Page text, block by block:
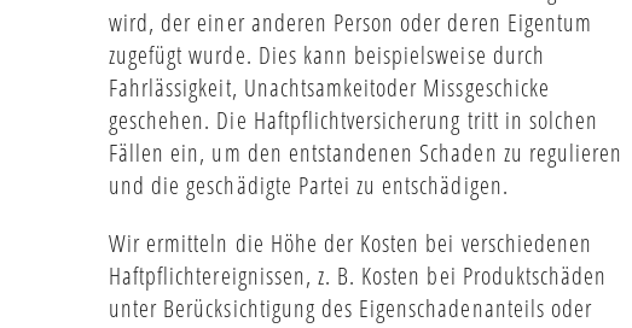
wird, der einer anderen Person oder deren Eigentum
zugefügt wurde. Dies kann beispielsweise durch
Fahrlässigkeit, Unachtsamkeitoder Missgeschicke
geschehen. Die Haftpflichtversicherung tritt in solchen
Fällen ein, um den entstandenen Schaden zu regulieren
und die geschädigte Partei zu entschädigen.
Wir ermitteln die Höhe der Kosten bei verschiedenen
Haftpflichtereignissen, z. B. Kosten bei Produktschäden
unter Berücksichtigung des Eigenschadenanteils oder